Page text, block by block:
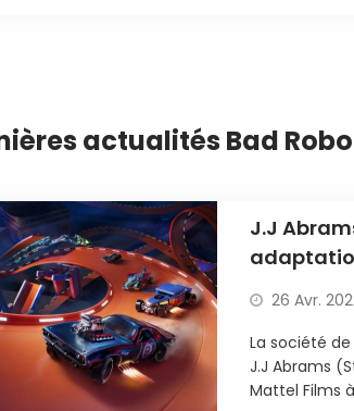
actualités Bad
J.J
26 Avr.
La société
J.J Abrams
Mattel Films